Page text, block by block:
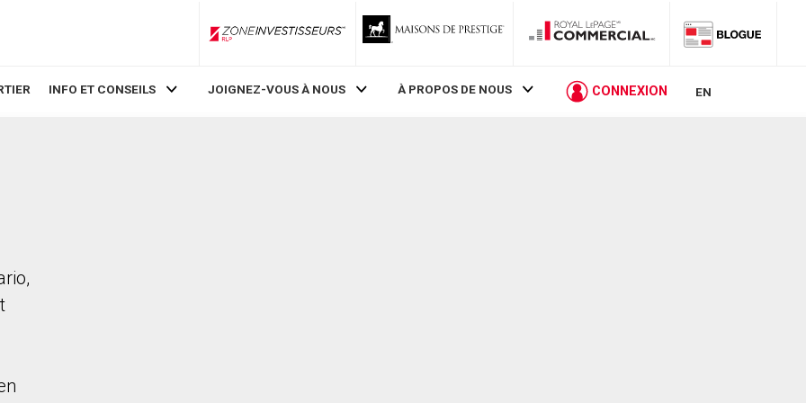
ZoneInvestisseurs RLP
INFO ET CONSEILS JOIGNEZ-VOUS À NOUS À PROPOS DE NOUS CONNEXION EN